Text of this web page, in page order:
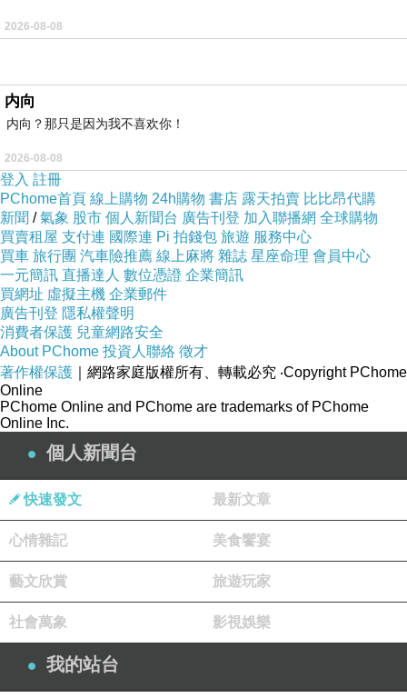
2026-08-08
内向
内向？那只是因为我不喜欢你！
2026-08-08
登入 註冊
PChome首頁 線上購物 24h購物 書店 露天拍賣 比比昂代購
新聞 /氣象 股市 個人新聞台 廣告刊登 加入聯播網 全球購物
買賣租屋 支付連 國際連 Pi 拍錢包 旅遊 服務中心
買車 旅行團 汽車險推薦 線上麻將 雜誌 星座命理 會員中心
一元簡訊 直播達人 數位憑證 企業簡訊
買網址 虛擬主機 企業郵件
廣告刊登 隱私權聲明
消費者保護 兒童網路安全
About PChome 投資人聯絡 徵才
著作權保護 ｜網路家庭版權所有、轉載必究 ‧Copyright PChome
Online
PChome Online and PChome are trademarks of PChome
Online Inc.
個人新聞台
快速發文 最新文章
心情雜記 美食饗宴
藝文欣賞 旅遊玩家
社會萬象 影視娛樂
我的站台